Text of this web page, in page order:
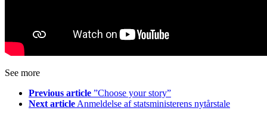
See more
Previous article ”Choose your story”
Next article Anmeldelse af statsministerens nytårstale